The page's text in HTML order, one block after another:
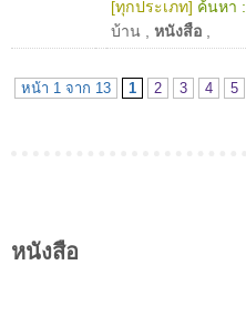
[ทุกประเภท] ค้นหา :
บ้าน
หนังสือ
หน้า 1 จาก 13 1 2 3 4 5
หนังสือ